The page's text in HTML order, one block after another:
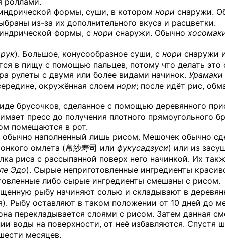
формы, суши, в котором нори снаружи.
из-за их дополнительного вкуса и расцветки.
формы, с нори снаружи. Обычно
). Большое, конусообразное суши, с нори снаружи
в пищу с помощью пальцев, потому что делать
рулеты с двумя или более видами начинок. Урамаки
окружённая слоем нори; после идёт рис,
брусочков, сделанное с помощью деревянного
пресс до получения плотного прямоугольного
помещаются в рот.
наполненный лишь рисом. Мешочек обычно
омлета (帛紗寿司 или фукусадзуси) или из
риса с рассыпанной поверх него начинкой. Их
Эдо). Сырые неприготовленные ингредиенты
либо сырые ингредиенты смешаны с рисом.
рыбу начиняют солью и складывают в
Рыбу оставляют в таком положении от 10 дней до
перекладывается слоями с рисом. Затем данная
воды на поверхности, от неё избавляются. Спустя
месяцев.